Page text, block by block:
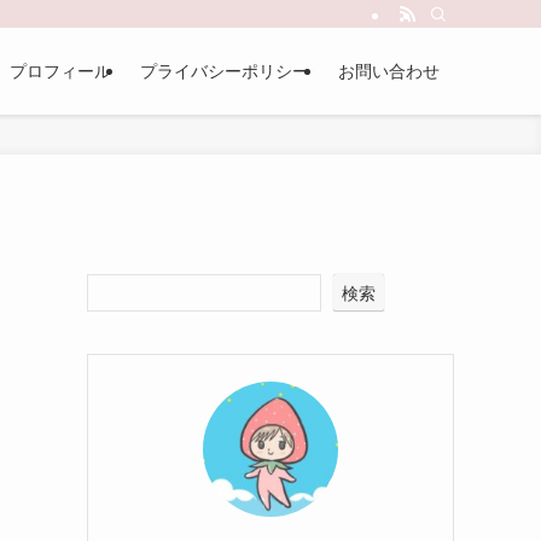
プロフィール プライバシーポリシー お問い合わせ
検索